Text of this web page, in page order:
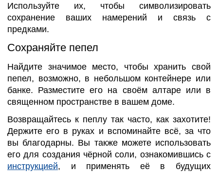
Используйте их, чтобы символизировать
сохранение ваших намерений и связь с
предками.
Сохраняйте пепел
Найдите значимое место, чтобы хранить свой
пепел, возможно, в небольшом контейнере или
банке. Разместите его на своём алтаре или в
священном пространстве в вашем доме.
Возвращайтесь к пеплу так часто, как захотите!
Держите его в руках и вспоминайте всё, за что
вы благодарны. Вы также можете использовать
его для создания чёрной соли, ознакомившись с
инструкцией, и применять её в будущих